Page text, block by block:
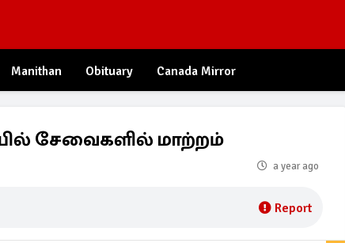
Manithan Obituary Canada Mirror
சேவைகளில் மாற்றம்
a year ago
Report